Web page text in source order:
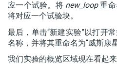
应一个试验。将 new_loop重命
将对应一个试验块。
最后，单击“新建实验”以打开
名称，并将其重命名为“威斯康
我们实验的概览区域现在看起